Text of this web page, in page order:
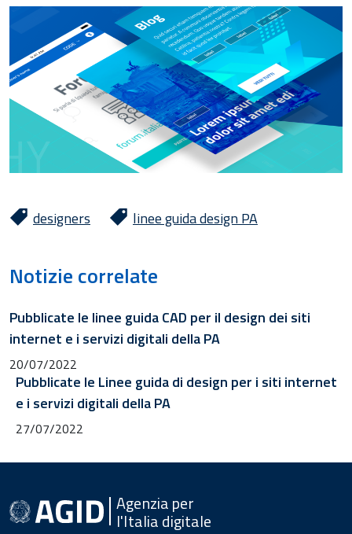
designers linee guida design PA
Notizie correlate
Pubblicate le linee guida CAD per il design dei siti
internet e i servizi digitali della PA
20/07/2022
Pubblicate le Linee guida di design per i siti internet
e i servizi digitali della PA
27/07/2022
Agenzia per
l'Italia digitale